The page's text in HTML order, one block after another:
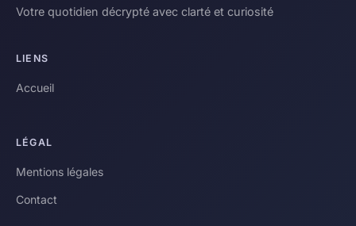
Votre quotidien décrypté avec clarté et curiosité
LIENS
Accueil
LÉGAL
Mentions légales
Contact